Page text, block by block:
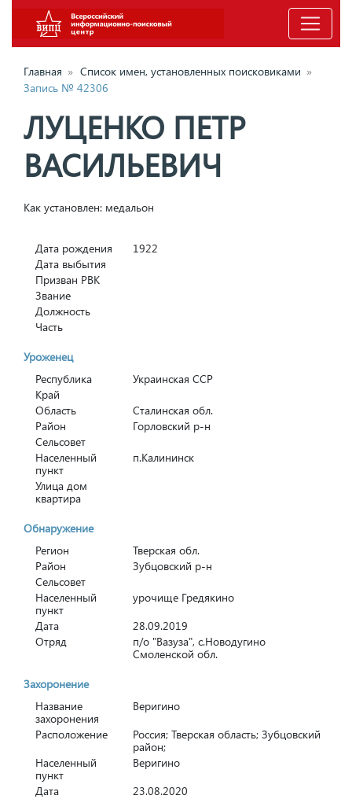
Главная » Список имен, установленных поисковиками »
Запись № 42306
ЛУЦЕНКО ПЕТР
ВАСИЛЬЕВИЧ
Как установлен: медальон
Дата рождения
1922
Дата выбытия
Призван РВК
Звание
Должность
Часть
Уроженец
Республика
Украинская ССР
Край
Область
Сталинская обл.
Район
Горловский р-н
Сельсовет
Населенный
пункт
п.Калининск
Улица дом
квартира
Обнаружение
Регион
Тверская обл.
Район
Зубцовский р-н
Сельсовет
Населенный
пункт
урочище Гредякино
Дата
28.09.2019
Отряд
п/о "Вазуза", с.Новодугино
Смоленской обл.
Захоронение
Название
захоронения
Веригино
Расположение
Россия; Тверская область; Зубцовский
район;
Населенный
пункт
Веригино
Дата
23.08.2020